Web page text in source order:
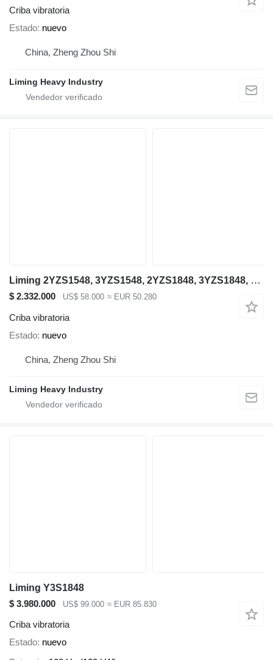
Criba vibratoria
Estado nuevo
China, Zheng Zhou Shi
Liming Heavy Industry
Liming 2YZS1548, 3YZS1548, 2YZS1848, 3YZS1848, 4YZS1848
$ 2.332.000 US$ 58.000 ≈ EUR 50.280
Criba vibratoria
Estado nuevo
China, Zheng Zhou Shi
Liming Heavy Industry
Liming Y3S1848
$ 3.980.000
US$ 99.000 ≈ EUR 85.830
Criba vibratoria
Estado nuevo